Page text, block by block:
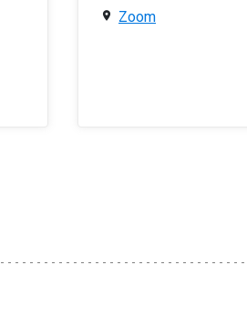
Zoom